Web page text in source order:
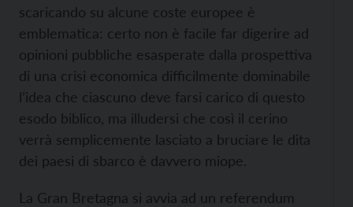
scaricando su alcune coste europee è
emblematica: certo non è facile far digerire ad
opinioni pubbliche esasperate dalla prospettiva
di una crisi economica difficilmente dominabile
l’idea che ciascuno deve farsi carico di questo
esodo biblico, ma illudersi che così il cerino
verrà semplicemente lasciato a bruciare le dita
dei paesi di sbarco è davvero miope.
La Gran Bretagna si avvia ad un referendum